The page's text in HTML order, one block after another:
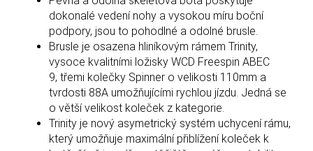
dokonalé vedení nohy a vysokou míru boční
podpory, jsou to pohodlné a odolné brusle.
Brusle je osazena hliníkovým rámem Trinity,
vysoce kvalitními ložisky WCD Freespin ABEC
9, třemi kolečky Spinner o velikosti 110mm a
tvrdosti 88A umožňujícími rychlou jízdu. Jedná se
o větší velikost koleček z kategorie.
Trinity je nový asymetrický systém uchycení rámu,
který umožňuje maximální přiblížení koleček k